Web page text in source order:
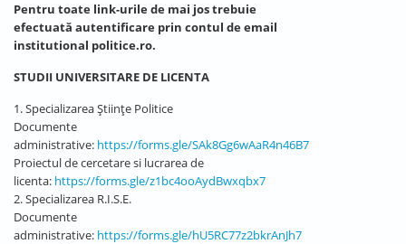
Pentru toate link-urile de mai jos trebuie
efectuată autentificare prin contul de email
institutional politice.ro.
STUDII UNIVERSITARE DE LICENTA
1. Specializarea Științe Politice
Documente
administrative: https://forms.gle/SAk8Gg6wAaR4n46B7
Proiectul de cercetare si lucrarea de
licenta: https://forms.gle/z1bc4ooAydBwxqbx7
2. Specializarea R.I.S.E.
Documente
administrative: https://forms.gle/hU5RC77z2bkrAnJh7